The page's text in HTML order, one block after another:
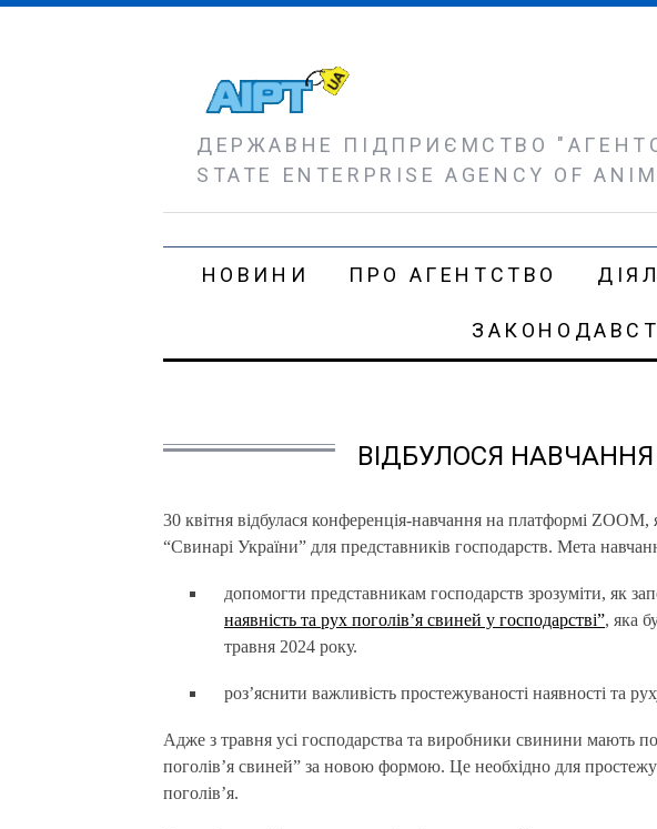
ДЕРЖАВНЕ ПІДПРИЄМСТВО
STATE ENTERPRISE AGENCY OF
НОВИНИ ПРО АГЕНТСТВО
ВІДБУЛОСЯ
30 квітня відбулася конференція-навчання на платформі ZOOM, яке було організовано Асоціацією
“Свинарі України” для представників господарств. Мета
допомогти представникам господарств зрозуміти, як
наявність та рух поголівʼя свиней у господарстві”, яка
травня 2024 року.
роз’яснити важливість простежуваності наявності та
Адже з травня усі господарства та виробники свинини мають
поголів’я свиней” за новою формою. Це необхідно для
поголівʼя.